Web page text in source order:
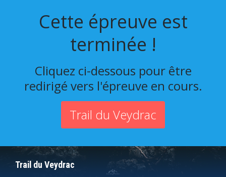
Cette épreuve est
terminée !
Cliquez ci-dessous pour être
redirigé vers l'épreuve en cours.
Trail du Veydrac
Trail du Veydrac